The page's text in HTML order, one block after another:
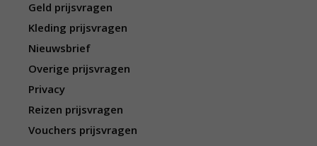
Geld prijsvragen
Kleding prijsvragen
Nieuwsbrief
Overige prijsvragen
Privacy
Reizen prijsvragen
Vouchers prijsvragen